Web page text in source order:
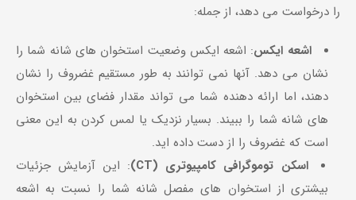
را درخواست می دهد، از جمله:
اشعه ایکس: اشعه ایکس وضعیت استخوان های شانه شما را
نشان می دهد. آنها نمی توانند به طور مستقیم غضروف را نشان
دهند، اما ارائه دهنده شما می تواند مقدار فضای بین استخوان
های شانه شما را ببیند. بسیار نزدیک یا لمس کردن به این معنی
است که غضروف را از دست داده اید.
اسکن توموگرافی کامپیوتری (CT)
: این آزمایش جزئیات
بیشتری از استخوان های مفصل شانه شما را نسبت به اشعه